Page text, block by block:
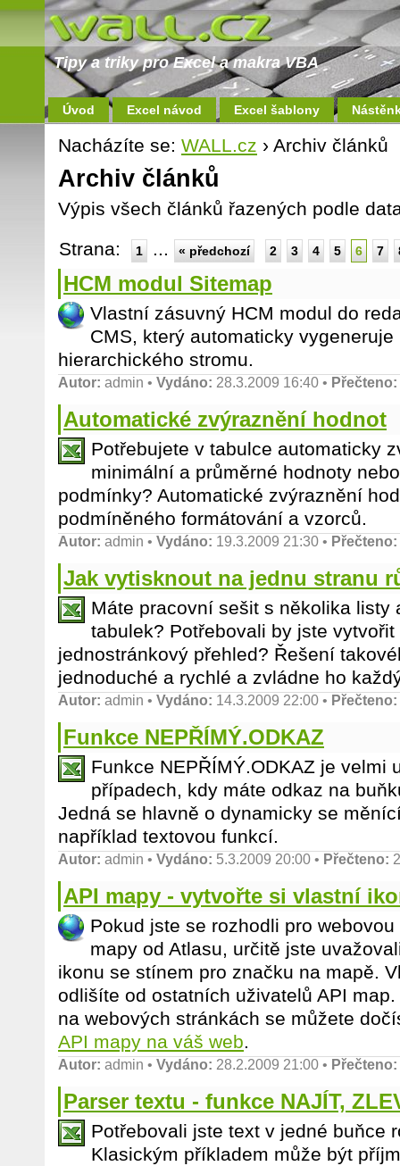
Tipy a triky pro Excel a makra VBA
Úvod Excel návod Excel šablony
Nacházíte se: WALL.cz › Archiv článků
Archiv článků
Výpis všech článků řazených podle
Strana:
1 ... « předchozí 2 3 4 5 6 7
HCM modul Sitemap
Vlastní zásuvný HCM modul do
CMS, který automaticky
hierarchického stromu.
Autor: admin • Vydáno: 28.3.2009 16:40 • Přečteno:
Automatické zvýraznění hodnot
Potřebujete v tabulce automaticky
minimální a průměrné hodnoty
podmínky? Automatické zvýraznění
podmíněného formátování a vzorců.
Autor: admin • Vydáno: 19.3.2009 21:30 • Přečteno:
Jak vytisknout na jednu stranu
Máte pracovní sešit s několika listy
tabulek? Potřebovali by jste
jednostránkový přehled? Řešení
jednoduché a rychlé a zvládne ho
Autor: admin • Vydáno: 14.3.2009 22:00 • Přečteno:
Funkce NEPŘÍMÝ.ODKAZ
Funkce NEPŘÍMÝ.ODKAZ je velmi
případech, kdy máte odkaz na
Jedná se hlavně o dynamicky se
například textovou funkcí.
Autor: admin • Vydáno: 5.3.2009 20:00 • Přečteno:
API mapy - vytvořte si vlastní
Pokud jste se rozhodli pro
mapy od Atlasu, určitě jste
ikonu se stínem pro značku na mapě.
odlišíte od ostatních uživatelů API
na webových stránkách se můžete
API mapy na váš web.
Autor: admin • Vydáno: 28.2.2009 21:00 • Přečteno:
Parser textu - funkce NAJÍT,
Potřebovali jste text v jedné buňce
Klasickým příkladem může být